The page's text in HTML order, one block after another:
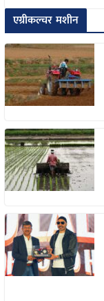
एग्रीकल्चर मशीन